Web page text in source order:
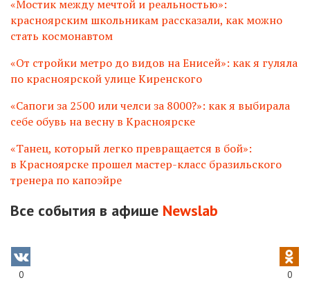
«Мостик между мечтой и реальностью»:
красноярским школьникам рассказали, как можно
стать космонавтом
«От стройки метро до видов на Енисей»: как я гуляла
по красноярской улице Киренского
«Сапоги за 2500 или челси за 8000?»: как я выбирала
себе обувь на весну в Красноярске
«Танец, который легко превращается в бой»:
в Красноярске прошел мастер-класс бразильского
тренера по капоэйре
Все события в афише Newslab
0 0